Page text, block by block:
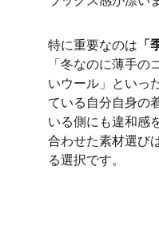
特に重要なのは 「
「冬なのに薄手の
いウール」といっ
ている自分自身の
いる側にも違和感
合わせた素材選び
る選択です。